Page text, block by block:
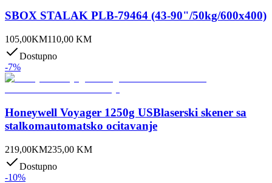
SBOX STALAK PLB-79464 (43-90"/50kg/600x400)
105,00KM110,00 KM
Dostupno
-7%
Honeywell Voyager 1250g USBlaserski skener sa
stalkomautomatsko ocitavanje
219,00KM235,00 KM
Dostupno
-10%